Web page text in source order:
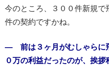
今のところ、３００件新規で
件の契約ですかね。
― 前は３ヶ月がむしゃらに
０万の利益だったのが、挨